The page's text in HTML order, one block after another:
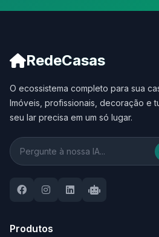
RedeCasas
O ecossistema completo para sua
Imóveis, profissionais, decoração e
seu lar precisa em um só lugar.
Produtos